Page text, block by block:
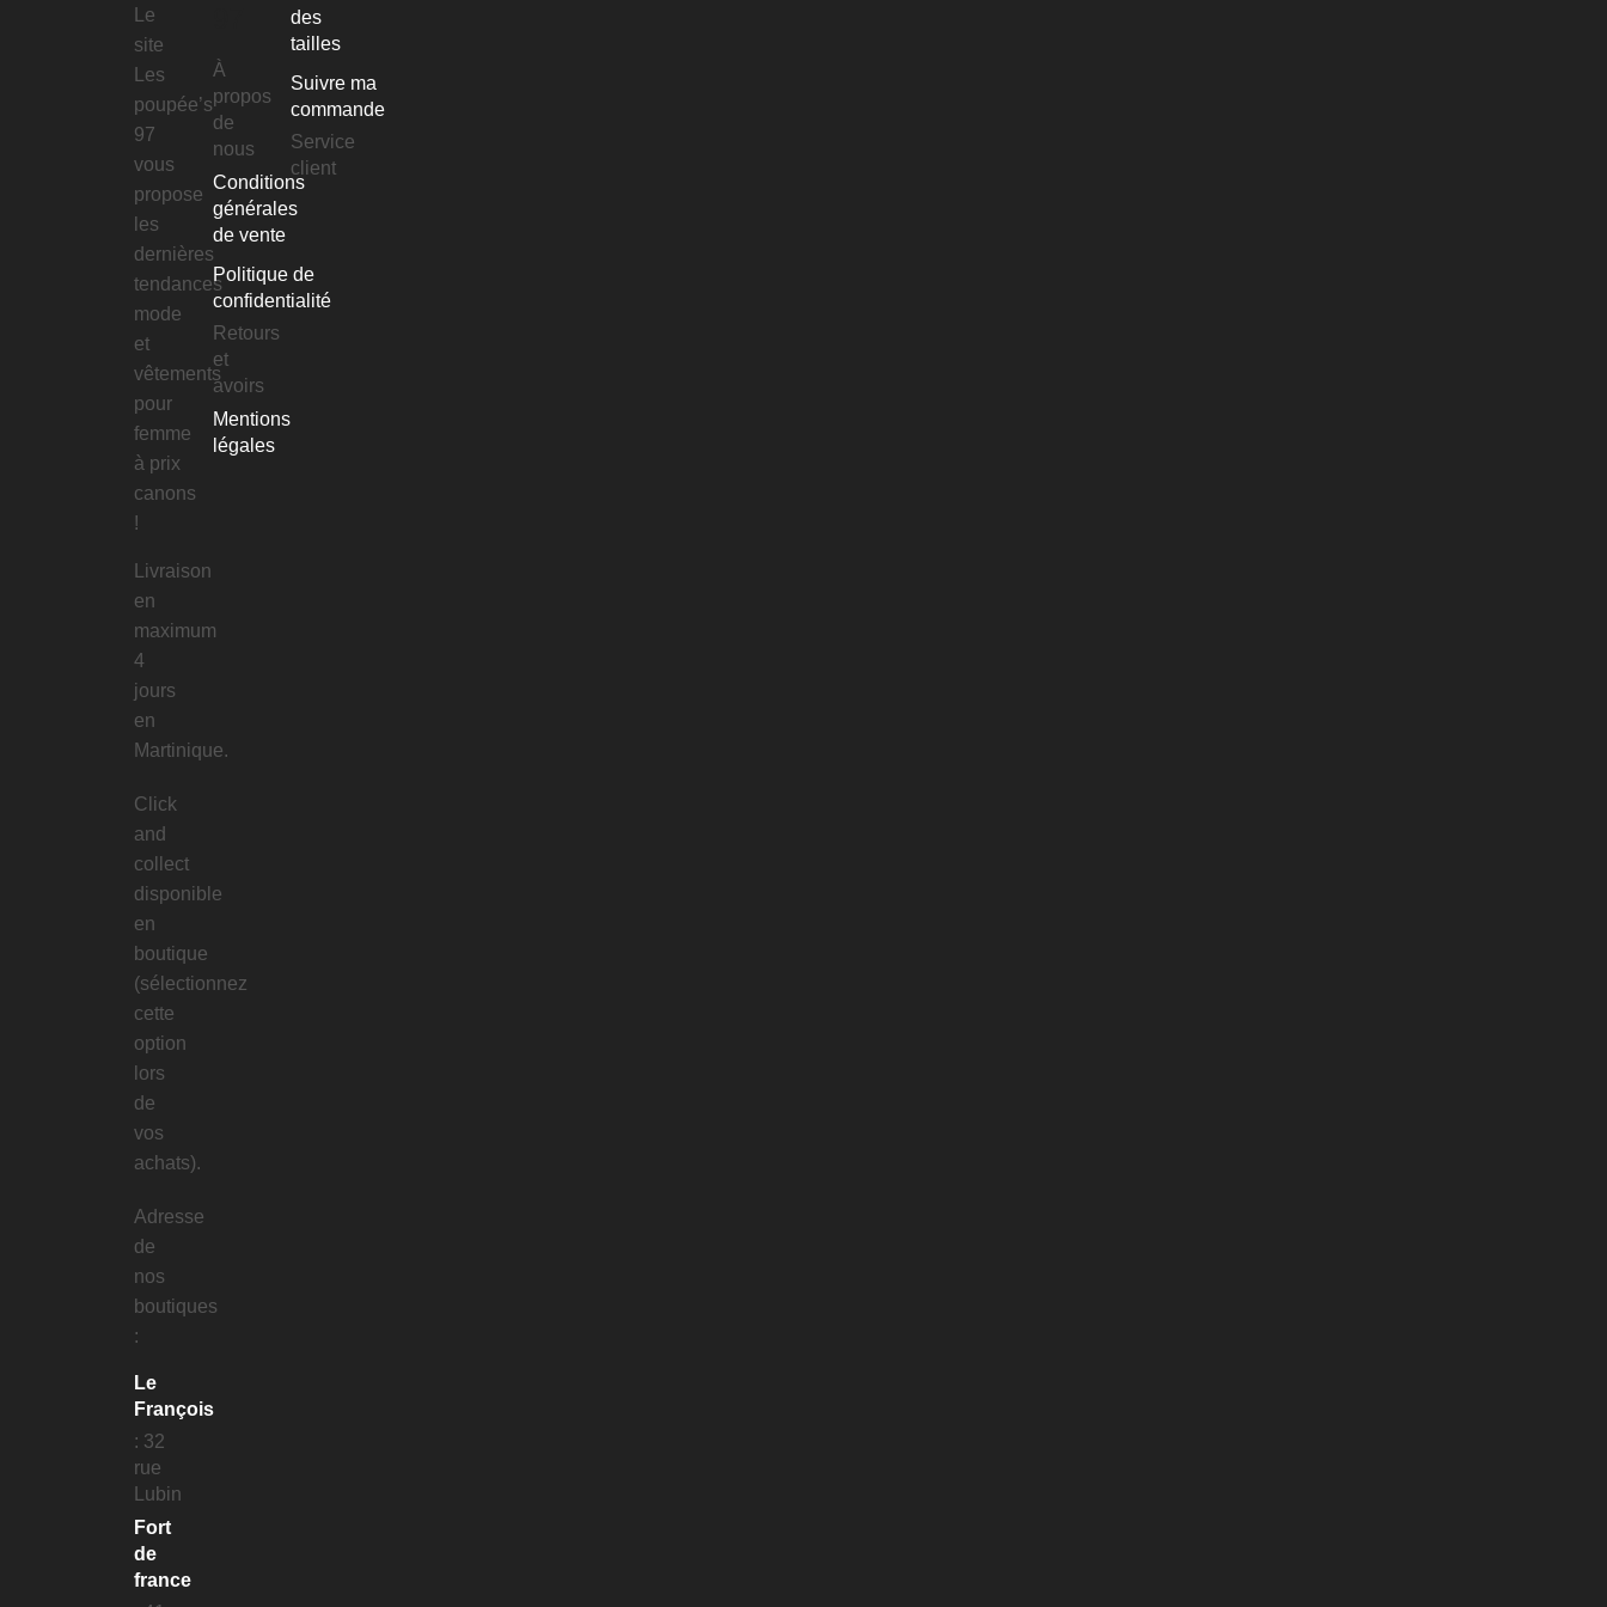
Le
site
Les
poupée’s
97
vous
propose
les
dernières
tendances
mode
et
vêtements
pour
femme
à prix
canons
!
Livraison
en
maximum
4
jours
en
Martinique.
Click
and
collect
disponible
en
boutique
(sélectionnez
cette
option
lors
de
vos
achats).
Adresse
de
nos
boutiques
:
Le
François
: 32
rue
Lubin
Fort
de
france
À
propos
de
nous
Conditions
générales
de vente
Politique de
confidentialité
Retours
et
avoirs
Mentions
légales
des
tailles
Suivre ma
commande
Service
client